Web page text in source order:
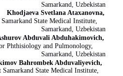
Samarkand, Uzbekistan
Khodjaeva Svetlana Ataхanovna,
State Medical Institute,
Samarkand, Uzbekistan
Abduvali Abduhakimovich,
Phthisiology and Pulmonology,
Samarkand, Uzbekistan
Bahrombek Abduvaliyevich,
State Medical Institute,